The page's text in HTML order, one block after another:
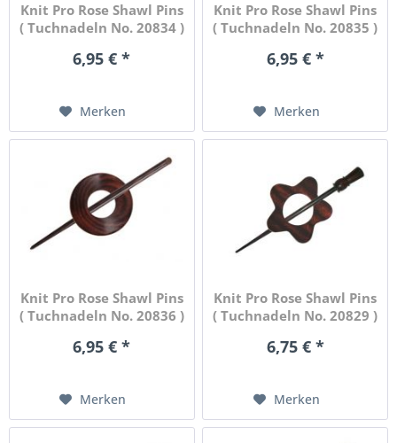
Knit Pro Rose Shawl Pins
( Tuchnadeln No. 20834 )
6,95 € *
Merken
Knit Pro Rose Shawl Pins
( Tuchnadeln No. 20835 )
6,95 € *
Merken
Knit Pro Rose Shawl Pins
( Tuchnadeln No. 20836 )
6,95 € *
Merken
Knit Pro Rose Shawl Pins
( Tuchnadeln No. 20829 )
6,75 € *
Merken